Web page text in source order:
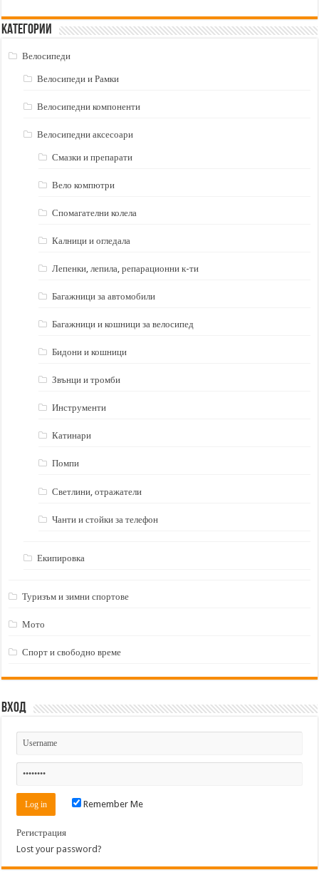
Категории
Велосипеди
Велосипеди и Рамки
Велосипедни компоненти
Велосипедни аксесоари
Смазки и препарати
Вело компютри
Спомагателни колела
Калници и огледала
Лепенки, лепила, репарационни к-ти
Багажници за автомобили
Багажници и кошници за велосипед
Бидони и кошници
Звънци и тромби
Инструменти
Катинари
Помпи
Светлини, отражатели
Чанти и стойки за телефон
Екипировка
Туризъм и зимни спортове
Мото
Спорт и свободно време
Вход
Remember Me
Регистрация
Lost your password?